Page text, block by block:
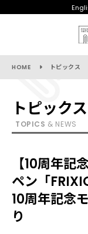
HOME トピックス
トピックス
TOPICS & NEWS
【10周年
ペン「
10周年記念
り